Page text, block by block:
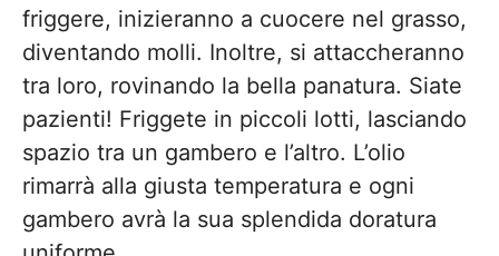
friggere, inizieranno a cuocere nel grasso,
diventando molli. Inoltre, si attaccheranno
tra loro, rovinando la bella panatura. Siate
pazienti! Friggete in piccoli lotti, lasciando
spazio tra un gambero e l’altro. L’olio
rimarrà alla giusta temperatura e ogni
gambero avrà la sua splendida doratura